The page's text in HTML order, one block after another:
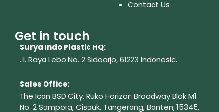
Contact Us
Get in touch
Surya Indo Plastic HQ:
Jl. Raya Lebo No. 2 Sidoarjo, 61223 Indonesia.
Sales Office:
The Icon BSD City, Ruko Horizon Broadway Blok M1
No. 2Sampora, Cisauk, Tangerang,Banten, 15345,